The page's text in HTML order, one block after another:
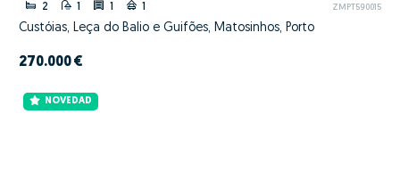
2 1 1 1 ZMPT590015
Custóias, Leça do Balio e Guifões, Matosinhos, Porto
270.000 €
NOVEDAD